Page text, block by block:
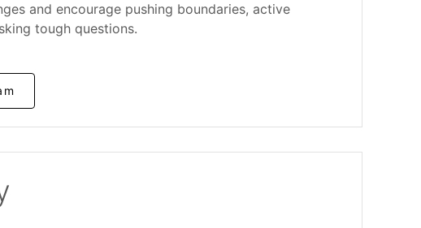
and encourage pushing boundaries, active
tough questions.